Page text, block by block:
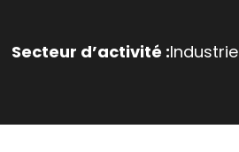
Secteur d’activité :Industrie